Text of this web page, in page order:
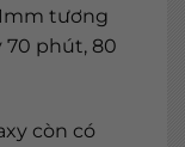
tương
70 phút, 80
còn có